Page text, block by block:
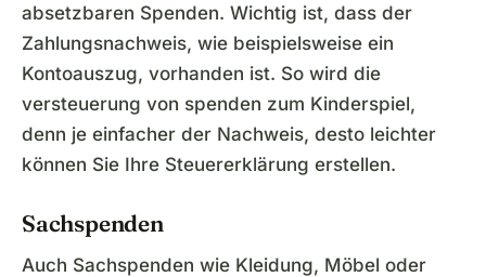
absetzbaren Spenden. Wichtig ist, dass der
Zahlungsnachweis, wie beispielsweise ein
Kontoauszug, vorhanden ist. So wird die
versteuerung von spenden zum Kinderspiel,
denn je einfacher der Nachweis, desto leichter
können Sie Ihre Steuererklärung erstellen.
Sachspenden
Auch Sachspenden wie Kleidung, Möbel oder